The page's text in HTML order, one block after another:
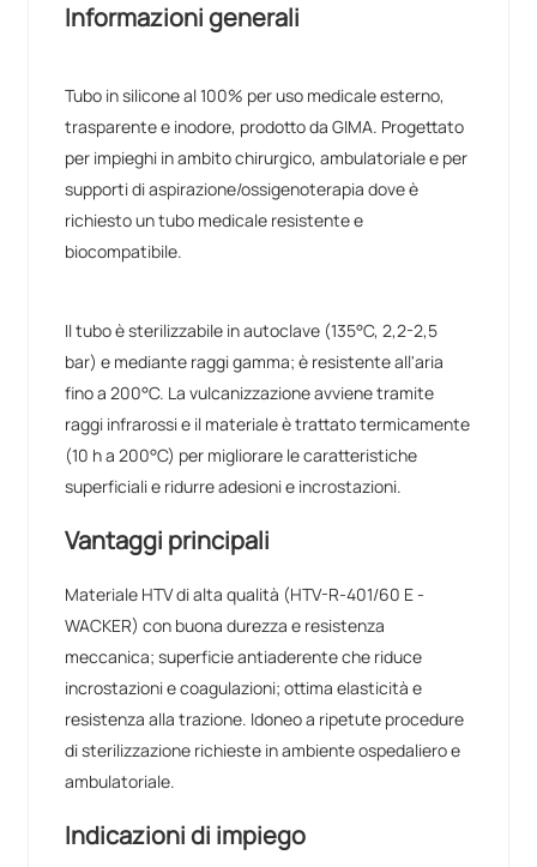
Informazioni generali
Tubo in silicone al 100% per uso medicale esterno,
trasparente e inodore, prodotto da GIMA. Progettato
per impieghi in ambito chirurgico, ambulatoriale e per
supporti di aspirazione/ossigenoterapia dove è
richiesto un tubo medicale resistente e
biocompatibile.
Il tubo è sterilizzabile in autoclave (135°C, 2,2-2,5
bar) e mediante raggi gamma; è resistente all'aria
fino a 200°C. La vulcanizzazione avviene tramite
raggi infrarossi e il materiale è trattato termicamente
(10 h a 200°C) per migliorare le caratteristiche
superficiali e ridurre adesioni e incrostazioni.
Vantaggi principali
Materiale HTV di alta qualità (HTV-R-401/60 E -
WACKER) con buona durezza e resistenza
meccanica; superficie antiaderente che riduce
incrostazioni e coagulazioni; ottima elasticità e
resistenza alla trazione. Idoneo a ripetute procedure
di sterilizzazione richieste in ambiente ospedaliero e
ambulatoriale.
Indicazioni di impiego